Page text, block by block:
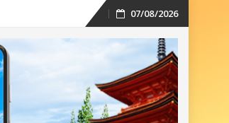
Skip
content
07/08/2026